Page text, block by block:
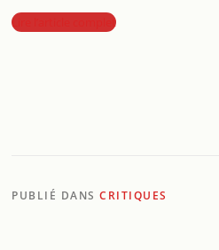
Lire l’article complet
PUBLIÉ DANSCRITIQUES